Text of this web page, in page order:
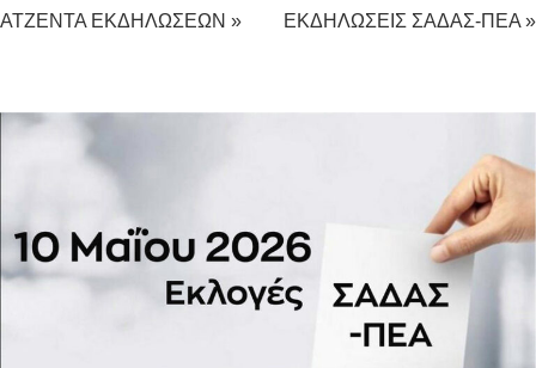
ΑΤΖΕΝΤΑ ΕΚΔΗΛΩΣΕΩΝ » ΕΚΔΗΛΩΣΕΙΣ ΣΑΔΑΣ-ΠΕΑ »